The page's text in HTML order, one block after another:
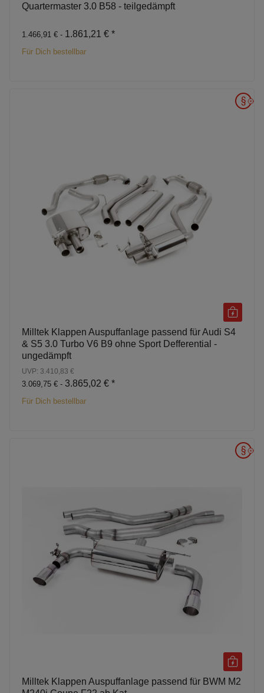
Quartermaster 3.0 B58 - teilgedämpft
1.466,91 € - 1.861,21 € *
Für Dich bestellbar
Milltek Klappen Auspuffanlage passend für Audi S4
& S5 3.0 Turbo V6 B9 ohne Sport Defferential -
ungedämpft
UVP: 3.410,83 €
3.069,75 € - 3.865,02 € *
Für Dich bestellbar
Milltek Klappen Auspuffanlage passend für BWM M2